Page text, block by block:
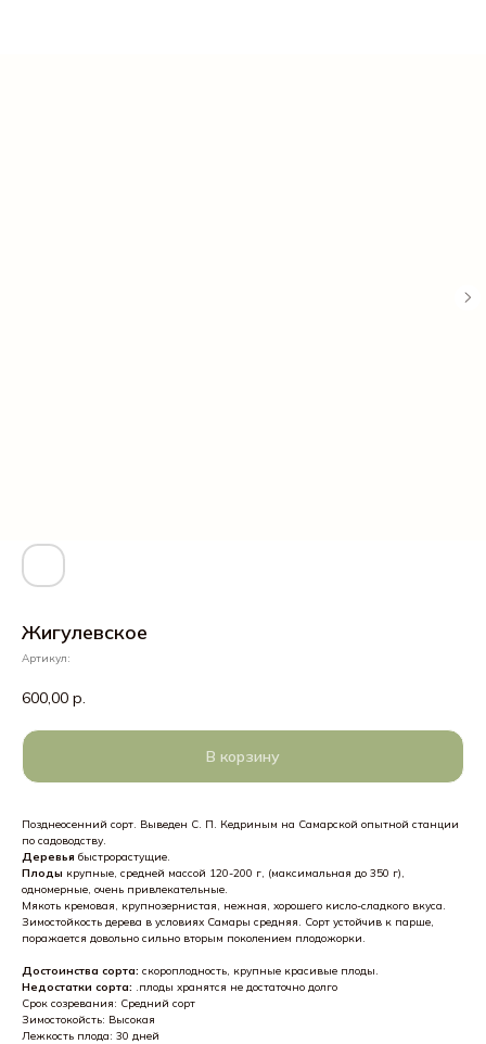
Жигулевское
Артикул:
600,00 р.
В корзину
Позднеосенний сорт. Выведен С. П. Кедриным на Самарской опытной станции
по садоводству.
Деревья быстрорастущие.
Плоды крупные, средней массой 120-200 г, (максимальная до 350 г),
одномерные, очень привлекательные.
Мякоть кремовая, крупнозернистая, нежная, хорошего кисло-сладкого вкуса.
Зимостойкость дерева в условиях Самары средняя. Сорт устойчив к парше,
поражается довольно сильно вторым поколением плодожорки.
Достоинства сорта: скороплодность, крупные красивые плоды.
Недостатки сорта: .плоды хранятся не достаточно долго
Срок созревания: Средний сорт
Зимостокойсть: Высокая
Лежкость плода: 30 дней